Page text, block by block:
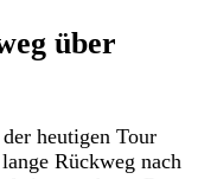
über
heutigen Tour
Rückweg nach